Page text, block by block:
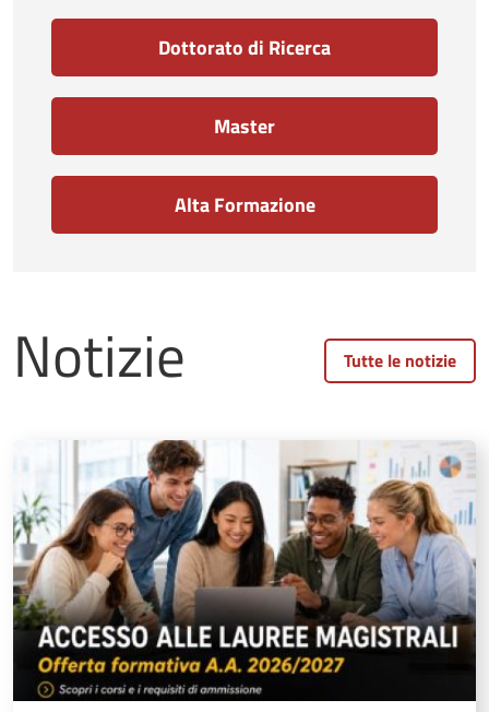
Dottorato di Ricerca
Master
Alta Formazione
Notizie Tutte le notizie